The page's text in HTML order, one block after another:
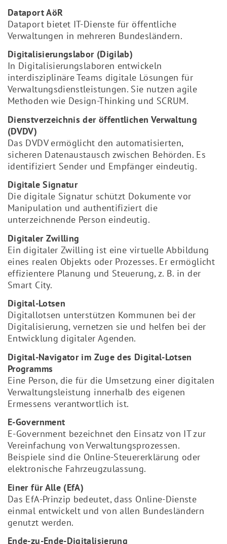
Dataport AöR
Dataport bietet IT-Dienste für öffentliche
Verwaltungen in mehreren Bundesländern.
Digitalisierungslabor (Digilab)
In Digitalisierungslaboren entwickeln
interdisziplinäre Teams digitale Lösungen für
Verwaltungsdienstleistungen. Sie nutzen agile
Methoden wie Design-Thinking und SCRUM.
Dienstverzeichnis der öffentlichen Verwaltung
(DVDV)
Das DVDV ermöglicht den automatisierten,
sicheren Datenaustausch zwischen Behörden. Es
identifiziert Sender und Empfänger eindeutig.
Digitale Signatur
Die digitale Signatur schützt Dokumente vor
Manipulation und authentifiziert die
unterzeichnende Person eindeutig.
Digitaler Zwilling
Ein digitaler Zwilling ist eine virtuelle Abbildung
eines realen Objekts oder Prozesses. Er ermöglicht
effizientere Planung und Steuerung, z. B. in der
Smart City.
Digital-Lotsen
Digitallotsen unterstützen Kommunen bei der
Digitalisierung, vernetzen sie und helfen bei der
Entwicklung digitaler Agenden.
Digital-Navigator im Zuge des Digital-Lotsen
Programms
Eine Person, die für die Umsetzung einer digitalen
Verwaltungsleistung innerhalb des eigenen
Ermessens verantwortlich ist.
E-Government
E-Government bezeichnet den Einsatz von IT zur
Vereinfachung von Verwaltungsprozessen.
Beispiele sind die Online-Steuererklärung oder
elektronische Fahrzeugzulassung.
Einer für Alle (EfA)
Das EfA-Prinzip bedeutet, dass Online-Dienste
einmal entwickelt und von allen Bundesländern
genutzt werden.
Ende-zu-Ende-Digitalisierung